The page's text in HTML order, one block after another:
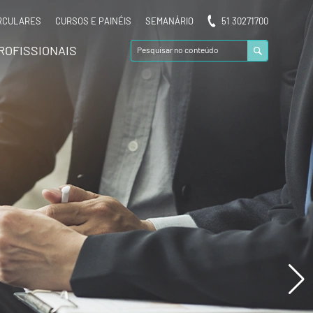
CURSOS E PAINÉIS SEMANÁRIO 51 30271700